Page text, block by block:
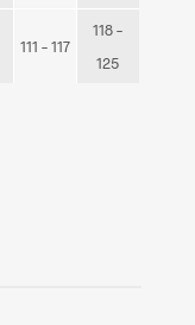
111 – 117
118 –
125